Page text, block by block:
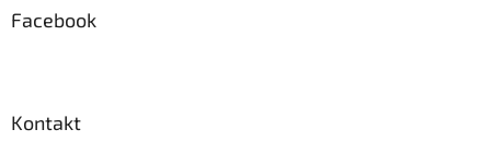
Facebook
Kontakt